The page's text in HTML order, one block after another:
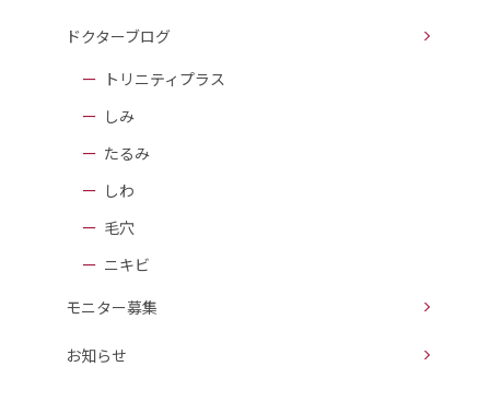
ドクターブログ
トリニティプラス
しみ
たるみ
しわ
毛穴
ニキビ
モニター募集
お知らせ